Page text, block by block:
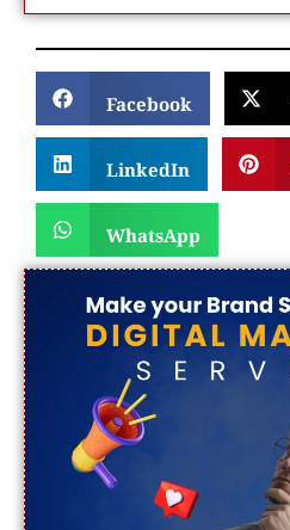
Facebook
LinkedIn
WhatsApp